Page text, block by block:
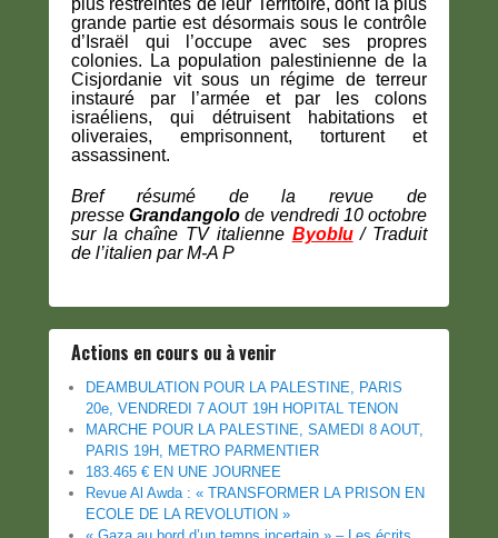
plus restreintes de leur Territoire, dont la plus
grande partie est désormais sous le contrôle
d’Israël qui l’occupe avec ses propres
colonies. La population palestinienne de la
Cisjordanie vit sous un régime de terreur
instauré par l’armée et par les colons
israéliens, qui détruisent habitations et
oliveraies, emprisonnent, torturent et
assassinent.
Bref résumé de la revue de
presseGrandangolo de vendredi 10 octobre
sur la chaîne TV italienne Byoblu/ Traduit
de l’italien par M-A P
Actions en cours ou à venir
DEAMBULATION POUR LA PALESTINE, PARIS
20e, VENDREDI 7 AOUT 19H HOPITAL TENON
MARCHE POUR LA PALESTINE, SAMEDI 8 AOUT,
PARIS 19H, METRO PARMENTIER
183.465 € EN UNE JOURNEE
Revue Al Awda : « TRANSFORMER LA PRISON EN
ECOLE DE LA REVOLUTION »